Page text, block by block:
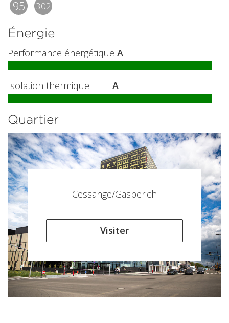
95 302
Énergie
Performance énergétique A
Isolation thermique A
Quartier
Cessange/Gasperich
Visiter